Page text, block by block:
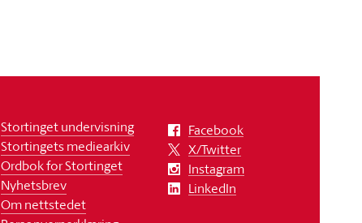
Stortinget undervisning
Stortingets mediearkiv
Ordbok for Stortinget
Nyhetsbrev
Om nettstedet
Facebook
X/Twitter
Instagram
LinkedIn